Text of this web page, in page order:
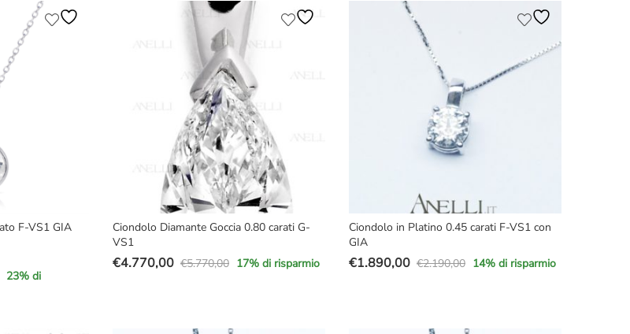
F-VS1 GIA
23% di
Ciondolo Diamante Goccia 0.80 carati G-
VS1
€5.770,00
Il
€4.770,00
Il
17% di risparmio
Ciondolo in Platino 0.45 carati F-VS1 con
GIA
€2.190,00
Il
€1.890,00
Il
14% di risparmio